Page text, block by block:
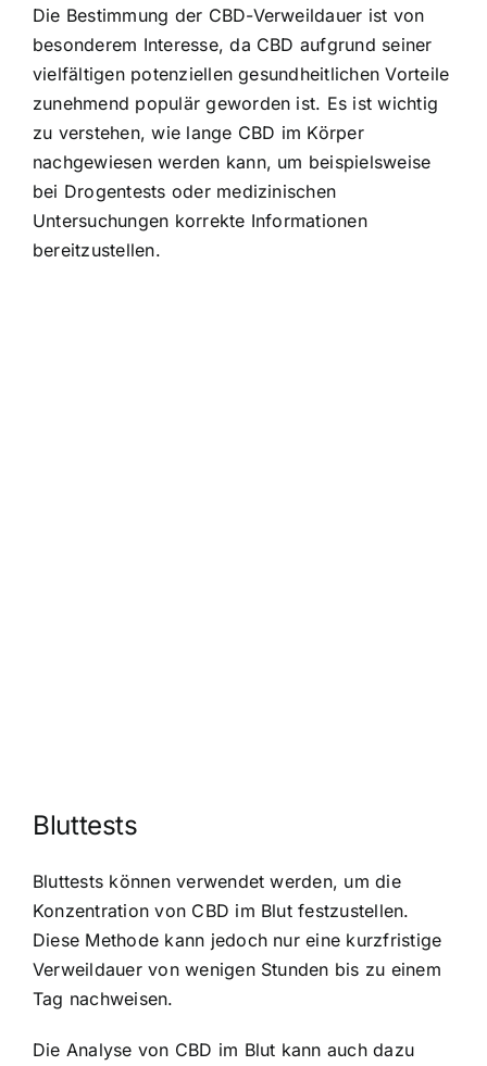
Die Bestimmung der CBD-Verweildauer ist von
besonderem Interesse, da CBD aufgrund seiner
vielfältigen potenziellen gesundheitlichen Vorteile
zunehmend populär geworden ist. Es ist wichtig
zu verstehen, wie lange CBD im Körper
nachgewiesen werden kann, um beispielsweise
bei Drogentests oder medizinischen
Untersuchungen korrekte Informationen
bereitzustellen.
Bluttests
Bluttests können verwendet werden, um die
Konzentration von CBD im Blut festzustellen.
Diese Methode kann jedoch nur eine kurzfristige
Verweildauer von wenigen Stunden bis zu einem
Tag nachweisen.
Die Analyse von CBD im Blut kann auch dazu